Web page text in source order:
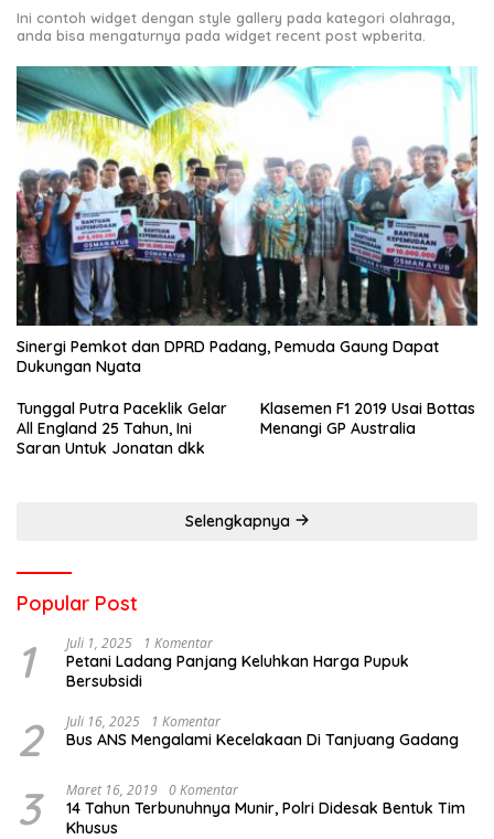
Ini contoh widget dengan style gallery pada kategori olahraga,
anda bisa mengaturnya pada widget recent post wpberita.
Sinergi Pemkot dan DPRD Padang, Pemuda Gaung Dapat
Dukungan Nyata
Tunggal Putra Paceklik Gelar
All England 25 Tahun, Ini
Saran Untuk Jonatan dkk
Klasemen F1 2019 Usai Bottas
Menangi GP Australia
Selengkapnya
Popular Post
1 Juli 1, 2025 1 Komentar
Petani Ladang Panjang Keluhkan Harga Pupuk
Bersubsidi
2 Juli 16, 2025 1 Komentar
Bus ANS Mengalami Kecelakaan Di Tanjuang Gadang
3 Maret 16, 2019 0 Komentar
14 Tahun Terbunuhnya Munir, Polri Didesak Bentuk Tim
Khusus